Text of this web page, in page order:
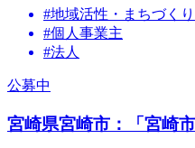
#地域活性・まちづくり
#個人事業主
#法人
公募中
宮崎県宮崎市：「宮崎